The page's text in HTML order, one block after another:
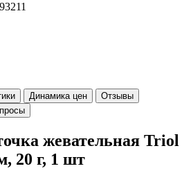
Динамика цен
Отзывы
жевательная Triol
20 г, 1 шт